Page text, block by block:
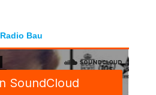
Radio Bau